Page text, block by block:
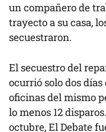
un compañero de
trayecto a su casa,
secuestraron.
El secuestro del
ocurrió solo dos días
oficinas del mismo
lo menos 12
octubre,El Debate